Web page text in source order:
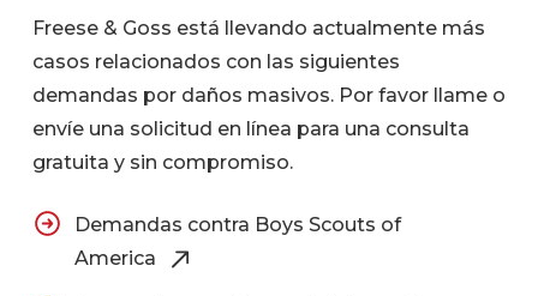
Freese & Goss está llevando actualmente más
casos relacionados con las siguientes
demandas por daños masivos. Por favor llame o
envíe una solicitud en línea para una consulta
gratuita y sin compromiso.
Demandas contra Boys Scouts of
America